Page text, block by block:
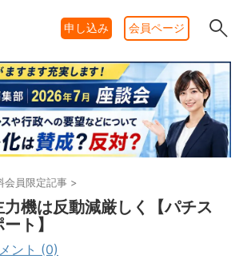
申し込み 会員ページ
会員限定記事 >
機は反動減厳しく【パチス
ト】
ント (0)